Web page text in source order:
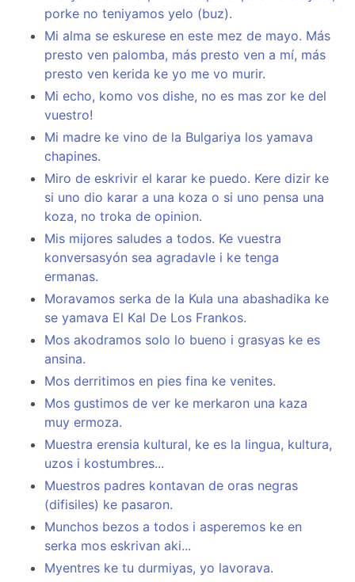
porke no teniyamos yelo (buz).
Mi alma se eskurese en este mez de mayo. Más
presto ven palomba, más presto ven a mí, más
presto ven kerida ke yo me vo murir.
Mi echo, komo vos dishe, no es mas zor ke del
vuestro!
Mi madre ke vino de la Bulgariya los yamava
chapines.
Miro de eskrivir el karar ke puedo. Kere dizir ke
si uno dio karar a una koza o si uno pensa una
koza, no troka de opinion.
Mis mijores saludes a todos. Ke vuestra
konversasyón sea agradavle i ke tenga
ermanas.
Moravamos serka de la Kula una abashadika ke
se yamava El Kal De Los Frankos.
Mos akodramos solo lo bueno i grasyas ke es
ansina.
Mos derritimos en pies fina ke venites.
Mos gustimos de ver ke merkaron una kaza
muy ermoza.
Muestra erensia kultural, ke es la lingua, kultura,
uzos i kostumbres...
Muestros padres kontavan de oras negras
(difisiles) ke pasaron.
Munchos bezos a todos i asperemos ke en
serka mos eskrivan aki...
Myentres ke tu durmiyas, yo lavorava.